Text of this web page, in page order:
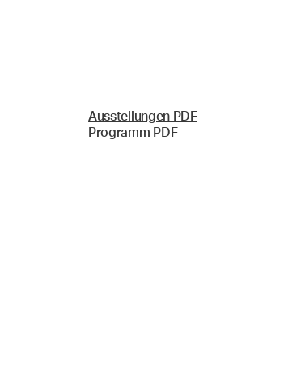
Ausstellungen PDF
Programm PDF